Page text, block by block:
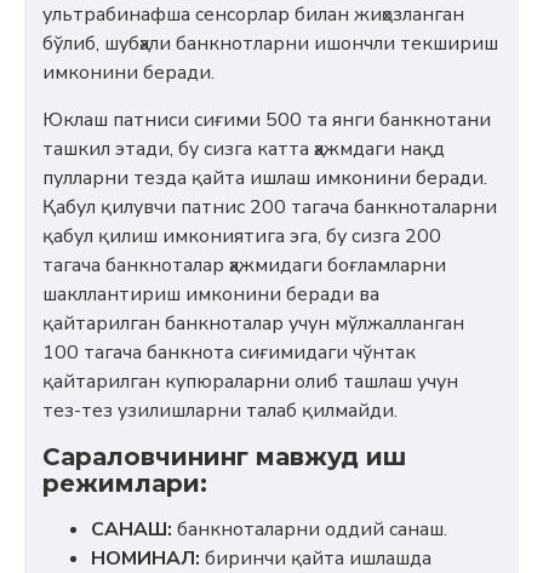
ультрабинафша сенсорлар билан жиҳозланган
бўлиб, шубҳали банкнотларни ишончли текшириш
имконини беради.
Юклаш патниси сиғими 500 та янги банкнотани
ташкил этади, бу сизга катта ҳажмдаги нақд
пулларни тезда қайта ишлаш имконини беради.
Қабул қилувчи патнис 200 тагача банкноталарни
қабул қилиш имкониятига эга, бу сизга 200
тагача банкноталар ҳажмидаги боғламларни
шакллантириш имконини беради ва
қайтарилган банкноталар учун мўлжалланган
100 тагача банкнота сиғимидаги чўнтак
қайтарилган купюраларни олиб ташлаш учун
тез-тез узилишларни талаб қилмайди.
Сараловчининг мавжуд иш
режимлари:
САНАШ: банкноталарни оддий санаш.
НОМИНАЛ: биринчи қайта ишлашда